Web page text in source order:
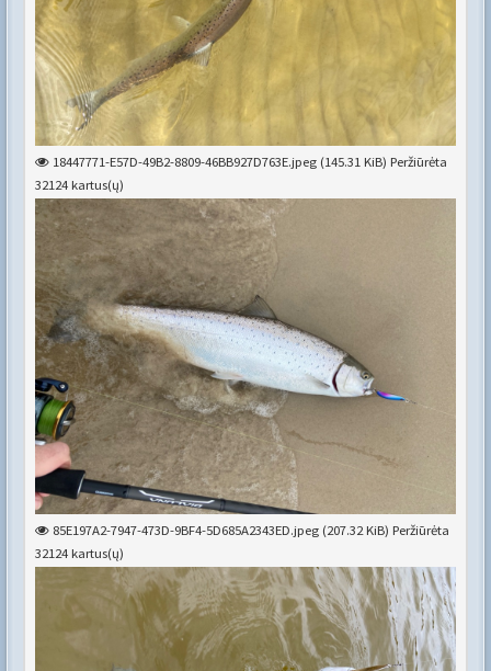
18447771-E57D-49B2-8809-46BB927D763E.jpeg (145.31 KiB) Peržiūrėta
32124 kartus(ų)
85E197A2-7947-473D-9BF4-5D685A2343ED.jpeg (207.32 KiB) Peržiūrėta
32124 kartus(ų)